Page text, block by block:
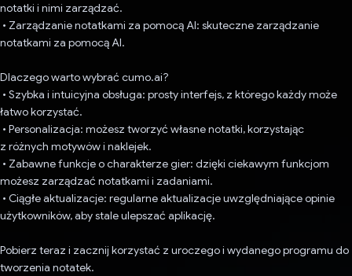
notatki i nimi zarządzać.
• Zarządzanie notatkami za pomocą AI: skuteczne zarządzanie
notatkami za pomocą AI.
Dlaczego warto wybrać cumo.ai?
• Szybka i intuicyjna obsługa: prosty interfejs, z którego każdy może
łatwo korzystać.
• Personalizacja: możesz tworzyć własne notatki, korzystając
z różnych motywów i naklejek.
• Zabawne funkcje o charakterze gier: dzięki ciekawym funkcjom
możesz zarządzać notatkami i zadaniami.
• Ciągłe aktualizacje: regularne aktualizacje uwzględniające opinie
użytkowników, aby stale ulepszać aplikację.
Pobierz teraz i zacznij korzystać z uroczego i wydanego programu do
tworzenia notatek.